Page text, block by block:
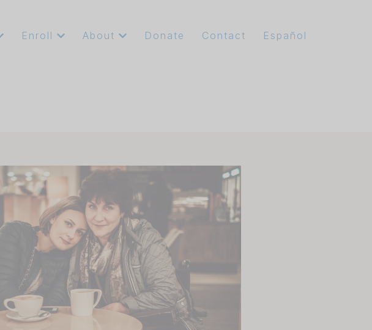
Enroll About Donate Contact Español